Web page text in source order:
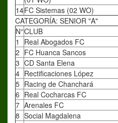
14FC Sistemas (02 WO)
CATEGORÍA: SENIOR "A"
N°CLUB
1
Real Abogados FC
2 FC Huanca Sancos
3 CD Santa Elena
4 Rectificaciones López
5 Racing de Chanchará
6 Real Cocharcas FC
7 Arenales FC
8 Social Magdalena